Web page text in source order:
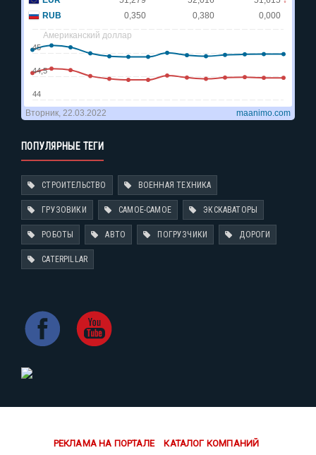
ПОПУЛЯРНЫЕ ТЕГИ
СТРОИТЕЛЬСТВО ВОЕННАЯ ТЕХНИКА
ГРУЗОВИКИ САМОЕ-САМОЕ ЭКСКАВАТОРЫ
РОБОТЫ АВТО ПОГРУЗЧИКИ ДОРОГИ
CATERPILLAR
РЕКЛАМА НА ПОРТАЛЕ КАТАЛОГ КОМПАНИЙ